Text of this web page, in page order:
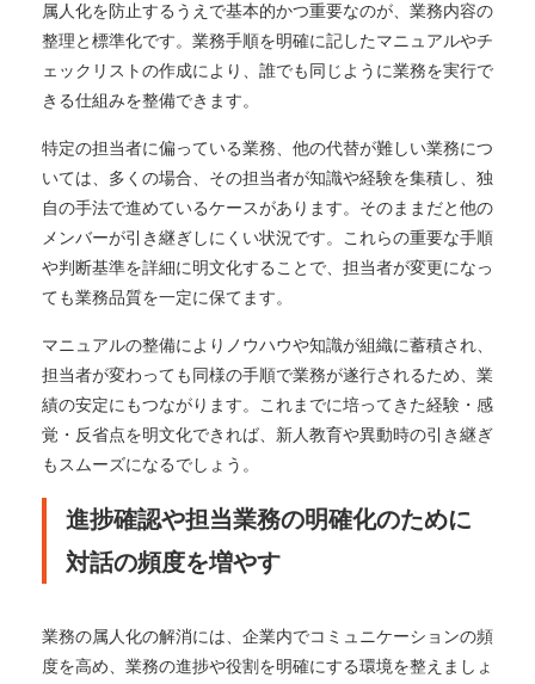
属人化を防止するうえで基本的かつ重要なのが、業務内容の
整理と標準化です。業務手順を明確に記したマニュアルやチ
ェックリストの作成により、誰でも同じように業務を実行で
きる仕組みを整備できます。
特定の担当者に偏っている業務、他の代替が難しい業務につ
いては、多くの場合、その担当者が知識や経験を集積し、独
自の手法で進めているケースがあります。そのままだと他の
メンバーが引き継ぎしにくい状況です。これらの重要な手順
や判断基準を詳細に明文化することで、担当者が変更になっ
ても業務品質を一定に保てます。
マニュアルの整備によりノウハウや知識が組織に蓄積され、
担当者が変わっても同様の手順で業務が遂行されるため、業
績の安定にもつながります。これまでに培ってきた経験・感
覚・反省点を明文化できれば、新人教育や異動時の引き継ぎ
もスムーズになるでしょう。
進捗確認や担当業務の明確化のために
対話の頻度を増やす
業務の属人化の解消には、企業内でコミュニケーションの頻
度を高め、業務の進捗や役割を明確にする環境を整えましょ